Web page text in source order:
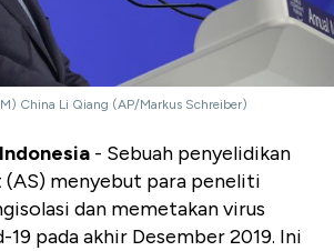
China Li Qiang (AP/Markus Schreiber)
- Sebuah penyelidikan
menyebut para peneliti
dan memetakan virus
pada akhir Desember 2019. Ini